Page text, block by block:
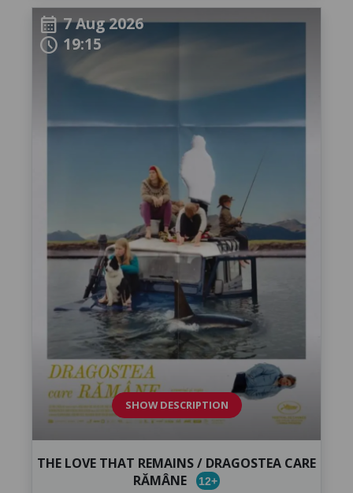
calendar_month7 Aug 2026
schedule 19:15
SHOW DESCRIPTION
THE LOVE THAT REMAINS / DRAGOSTEA CARE
RĂMÂNE
12+